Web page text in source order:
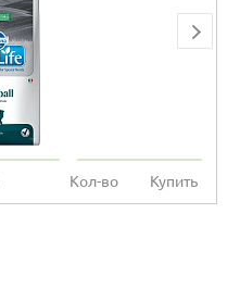
Кол-во Купить